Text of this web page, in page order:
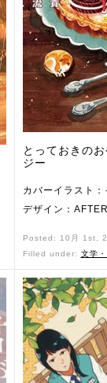
とっておきの
ジー
カバーイラスト
デザイン：
Posted: 10月 1st,
Filled under: 文学